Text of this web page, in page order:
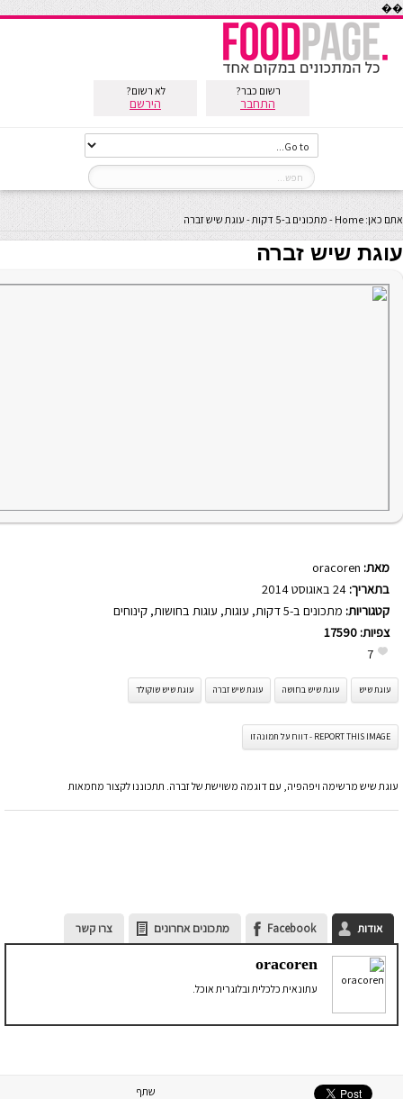
��
רשום כבר?
התחבר
לא רשום?
הירשם
אתם כאן: Home
- מתכונים ב-5 דקות - עוגת שיש זברה
עוגת שיש זברה
מאת: oracoren
בתאריך:
קטגוריות: מתכונים ב-5 דקות , עוגות, עוגות בחושות, קינוחים
צפיות: 17590
7
עוגת שיש עוגת שיש בחושה עוגת שיש זברה עוגת שיש שוקולד
REPORT THIS IMAGE - דווח על תמונה זו
עוגת שיש מרשימה ויפהפיה, עם דוגמה משוישת של זברה. תתכוננו לקצור מחמאות
אודות Facebook מתכונים אחרונים צרו קשר
oracoren
עתונאית כלכלית ובלוגרית אוכל.
שתף